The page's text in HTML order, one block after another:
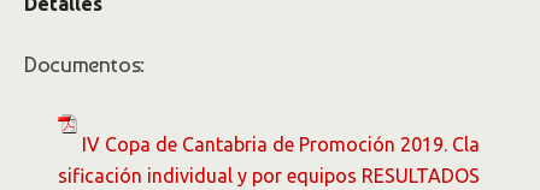
Documentos:
IV Copa de Cantabria de Promoción 2019. Cla
sificación individual y por equipos RESULTADOS